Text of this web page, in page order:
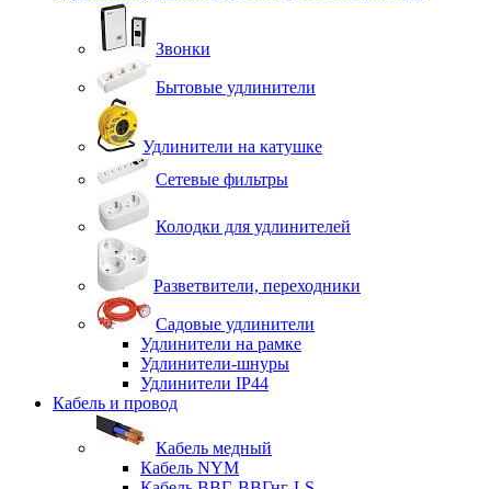
Звонки
Бытовые удлинители
Удлинители на катушке
Сетевые фильтры
Колодки для удлинителей
Разветвители, переходники
Садовые удлинители
Удлинители на рамке
Удлинители-шнуры
Удлинители IP44
Кабель и провод
Кабель медный
Кабель NYM